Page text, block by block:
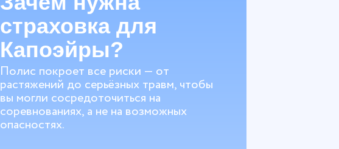
страховка для
Капоэйры?
Полис покроет все риски — от
растяжений до серьёзных травм, чтобы
вы могли сосредоточиться на
соревнованиях, а не на возможных
опасностях.